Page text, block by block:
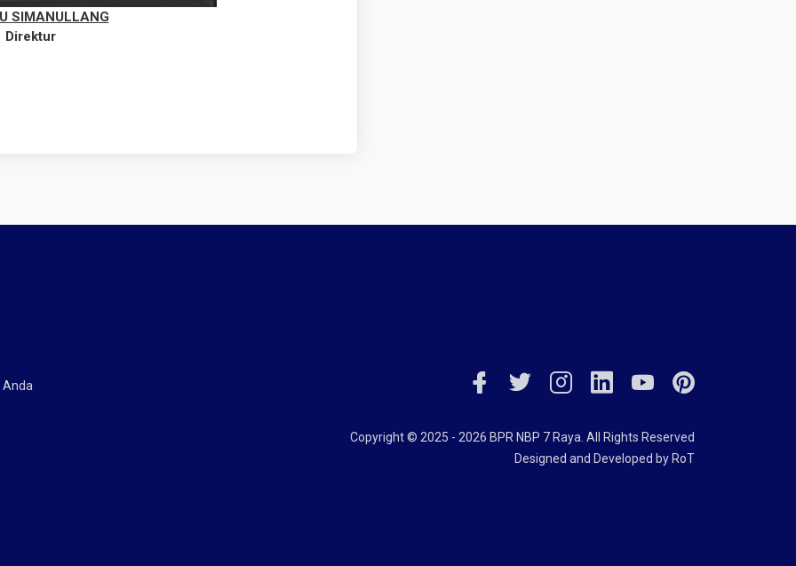
SIMANULLANG
Direktur
Anda
Copyright © 2025 - 2026 BPR NBP 7 Raya. All Rights Reserved
Designed and Developed by RoT